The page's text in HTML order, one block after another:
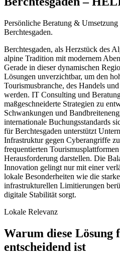
Persönliche Beratung &
Berchtesgaden.
Berchtesgaden, als Herzstück des
alpine Tradition mit modernem
Gerade in dieser dynamischen
Lösungen unverzichtbar, um den
Tourismusbranche, des Handels
werden. IT Consulting und
maßgeschneiderte Strategien zu
Schwankungen und
internationale Buchungsstandards
für Berchtesgaden unterstützt
Infrastruktur gegen Cyberangriffe
frequentierten
Herausforderung darstellen. Die
Innovation gelingt nur mit einer
lokale Besonderheiten wie die
infrastrukturellen Limitierungen
digitale Stabilität sorgt.
Lokale Relevanz
Warum diese Lösung
entscheidend ist